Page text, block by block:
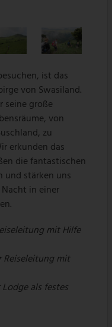
ist das
von Swasiland.
seine große
von
zu
erkunden das
die fantastischen
und stärken uns
in einer
mit Hilfe
Reiseleitung mit
als festes